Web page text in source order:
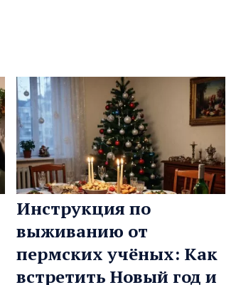
Инструкция по
выживанию от
пермских учёных: Как
встретить Новый год и